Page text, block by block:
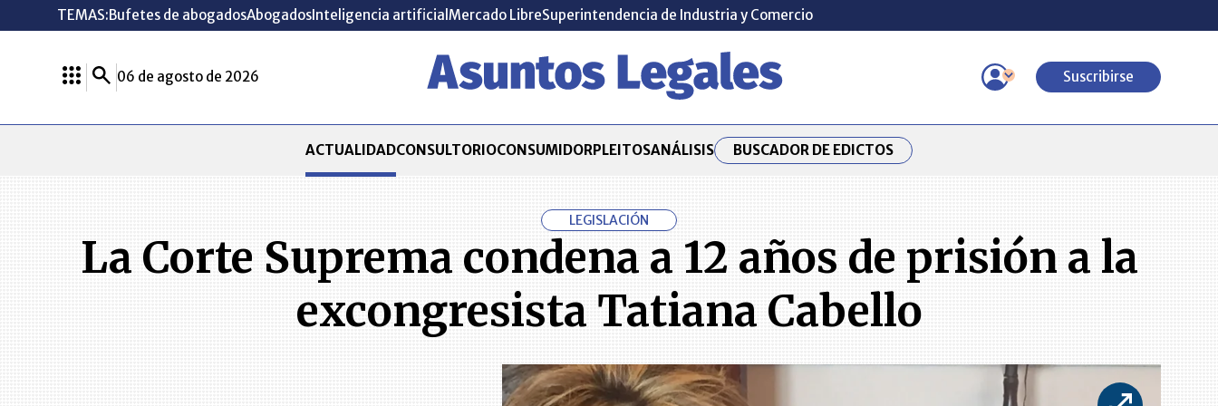
TEMAS:Bufetes de abogadosAbogadosInteligencia artificial Mercado LibreSuperintendencia de Industria y Comercio
06 de agosto de 2026 Suscribirse
ACTUALIDADCONSULTORIOCONSUMIDORPLEITOSANÁLISIS BUSCADOR DE EDICTOS
LEGISLACIÓN
La Corte Suprema condena a 12 años de prisión a la
excongresista Tatiana Cabello